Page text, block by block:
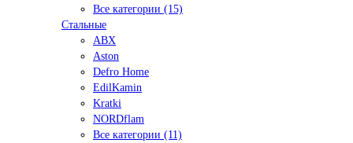
Все категории (15)
Стальные
ABX
Aston
Defro Home
EdilKamin
Kratki
NORDflam
Все категории (11)